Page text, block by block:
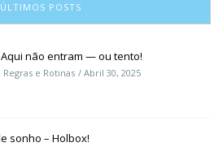
ÚLTIMOS POSTS
não entram — ou tento!
Regras e Rotinas Abril 30, 2025
sonho – Holbox!